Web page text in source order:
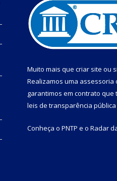
Muito mais que criar site ou
Realizamos uma assessoria
garantimos em contrato que
leis de transparência pública
Conheça o PNTP e o Radar